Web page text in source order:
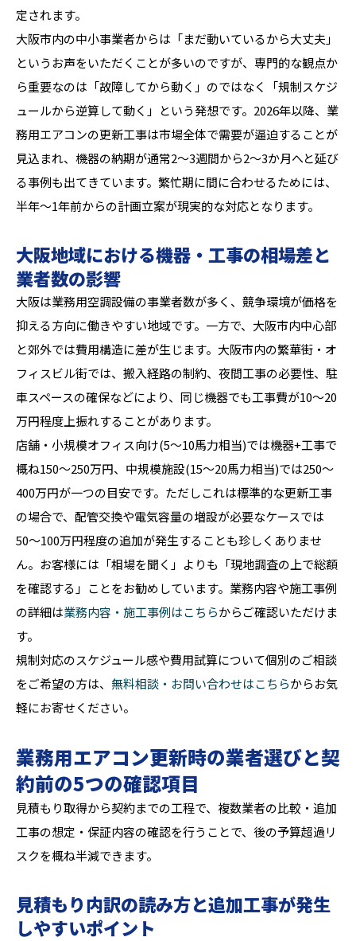
定されます。
大阪市内の中小事業者からは「まだ動いているから大丈夫」
というお声をいただくことが多いのですが、専門的な観点か
ら重要なのは「故障してから動く」のではなく「規制スケジ
ュールから逆算して動く」という発想です。2026年以降、業
務用エアコンの更新工事は市場全体で需要が逼迫することが
見込まれ、機器の納期が通常2〜3週間から2〜3か月へと延び
る事例も出てきています。繁忙期に間に合わせるためには、
半年〜1年前からの計画立案が現実的な対応となります。
大阪地域における機器・工事の相場差と
業者数の影響
大阪は業務用空調設備の事業者数が多く、競争環境が価格を
抑える方向に働きやすい地域です。一方で、大阪市内中心部
と郊外では費用構造に差が生じます。大阪市内の繁華街・オ
フィスビル街では、搬入経路の制約、夜間工事の必要性、駐
車スペースの確保などにより、同じ機器でも工事費が10〜20
万円程度上振れすることがあります。
店舗・小規模オフィス向け(5〜10馬力相当)では機器+工事で
概ね150〜250万円、中規模施設(15〜20馬力相当)では250〜
400万円が一つの目安です。ただしこれは標準的な更新工事
の場合で、配管交換や電気容量の増設が必要なケースでは
50〜100万円程度の追加が発生することも珍しくありませ
ん。お客様には「相場を聞く」よりも「現地調査の上で総額
を確認する」ことをお勧めしています。業務内容や施工事例
の詳細は業務内容・施工事例はこちらからご確認いただけま
す。
規制対応のスケジュール感や費用試算について個別のご相談
をご希望の方は、 無料相談・お問い合わせはこちらからお気
軽にお寄せください。
業務用エアコン更新時の業者選びと契
約前の5つの確認項目
見積もり取得から契約までの工程で、複数業者の比較・追加
工事の想定・保証内容の確認を行うことで、後の予算超過リ
スクを概ね半減できます。
見積もり内訳の読み方と追加工事が発生
しやすいポイント